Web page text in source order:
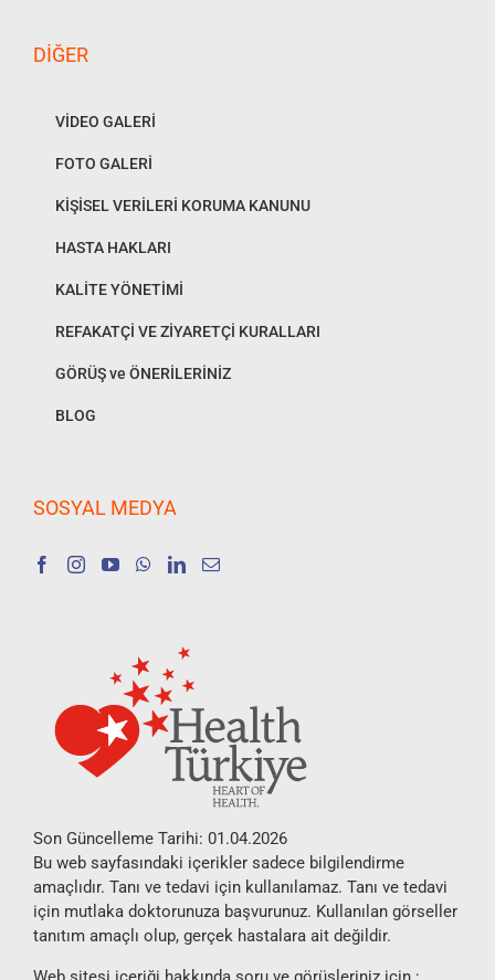
DIĞER
VİDEO GALERİ
FOTO GALERİ
KİŞİSEL VERİLERİ KORUMA KANUNU
HASTA HAKLARI
KALİTE YÖNETİMİ
REFAKATÇİ VE ZİYARETÇİ KURALLARI
GÖRÜŞ ve ÖNERİLERİNİZ
BLOG
SOSYAL MEDYA
Son Güncelleme Tarihi: 01.04.2026
Bu web sayfasındaki içerikler sadece bilgilendirme
amaçlıdır. Tanı ve tedavi için kullanılamaz. Tanı ve tedavi
için mutlaka doktorunuza başvurunuz. Kullanılan görseller
tanıtım amaçlı olup, gerçek hastalara ait değildir.